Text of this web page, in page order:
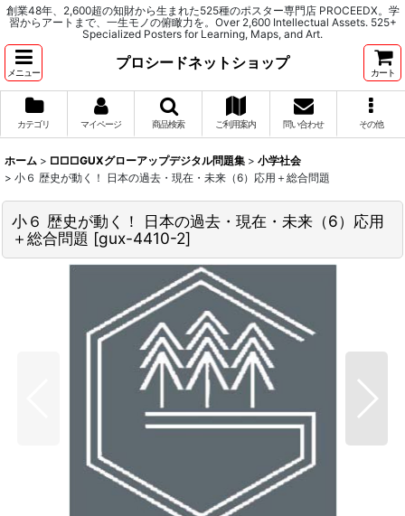
創業48年、2,600超の知財から生まれた525種のポスター専門店 PROCEEDX。学
習からアートまで、一生モノの俯瞰力を。Over 2,600 Intellectual Assets. 525+
Specialized Posters for Learning, Maps, and Art.
メニュー
プロシードネットショップ
カート
カテゴリ マイページ 商品検索 ご利用案内 問い合わせ その他
ホーム > □□□GUXグローアップデジタル問題集 > 小学社会
> 小６ 歴史が動く！ 日本の過去・現在・未来（6）応用＋総合問題
小６ 歴史が動く！ 日本の過去・現在・未来（6）応用
＋総合問題 [gux-4410-2]